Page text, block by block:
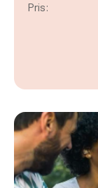
Pris: